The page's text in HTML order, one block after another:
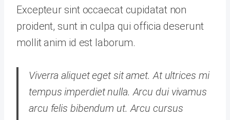
Excepteur sint occaecat cupidatat non
proident, sunt in culpa qui officia deserunt
mollit anim id est laborum.
Viverra aliquet eget sit amet. At ultrices mi
tempus imperdiet nulla. Arcu dui vivamus
arcu felis bibendum ut. Arcu cursus